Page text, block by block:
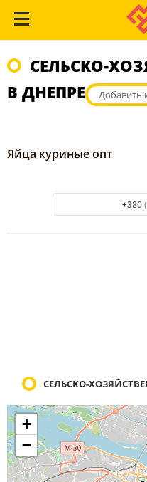
СЕЛЬСКО-
В ДНЕПРЕ
Добавить
Яйца куриные опт
+380
СЕЛЬСКО-
+
−